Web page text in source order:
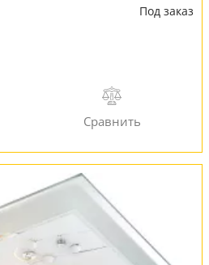
Под заказ